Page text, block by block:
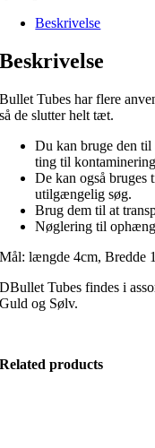
Beskrivelse
Beskrivelse
Bullet Tubes har flere
så de slutter helt tæt.
Du kan bruge den til
ting til
De kan også
utilgængelig søg.
Brug dem til at
Nøglering til ophæng
Mål: længde 4cm, Bredde
DBullet Tubes findes i
Guld og Sølv.
Related products